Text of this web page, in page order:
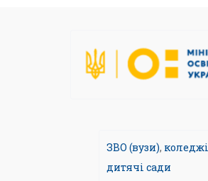
ЗВО (вузи), коледжі
дитячі сади